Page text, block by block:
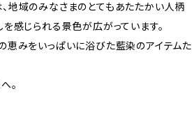
地域のみなさまのとてもあたたかい人柄
を感じられる景色が広がっています。
恵みをいっぱいに浴びた藍染のアイテムた
。